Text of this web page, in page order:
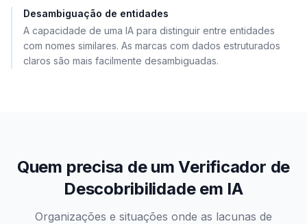
Desambiguação de entidades
A capacidade de uma IA para distinguir entre entidades
com nomes similares. As marcas com dados estruturados
claros são mais facilmente desambiguadas.
Quem precisa de um Verificador de
Descobribilidade em IA
Organizações e situações onde as lacunas de